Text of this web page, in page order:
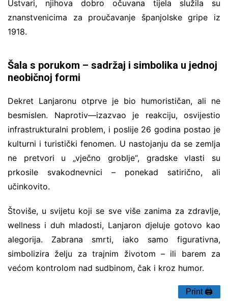
Ustvari, njihova dobro očuvana tijela služila su
znanstvenicima za proučavanje španjolske gripe iz
1918.
Šala s porukom – sadržaj i simbolika u jednoj
neobičnoj formi
Dekret Lanjaronu otprve je bio humorističan, ali ne
besmislen. Naprotiv—izazvao je reakciju, osvijestio
infrastrukturalni problem, i poslije 26 godina postao je
kulturni i turistički fenomen. U nastojanju da se zemlja
ne pretvori u „vječno groblje“, gradske vlasti su
prkosile svakodnevnici – ponekad satirično, ali
učinkovito.
Štoviše, u svijetu koji se sve više zanima za zdravlje,
wellness i duh mladosti, Lanjaron djeluje gotovo kao
alegorija. Zabrana smrti, iako samo figurativna,
simbolizira želju za trajnim životom – ili barem za
većom kontrolom nad sudbinom, čak i kroz humor.
Print 🖨